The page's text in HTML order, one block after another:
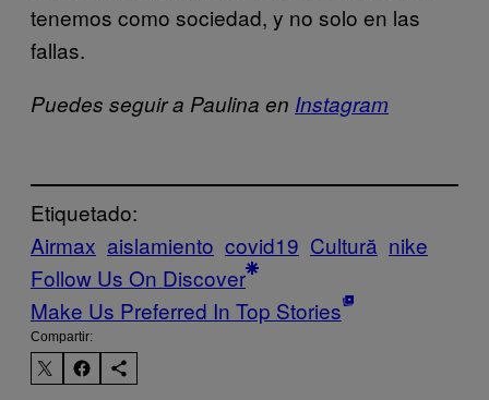
tenemos como sociedad, y no solo en las
fallas.
Puedes seguir a Paulina en Instagram
Etiquetado:
Airmax aislamiento covid19 Cultură nike
Follow Us On Discover
Make Us Preferred In Top Stories
Compartir: